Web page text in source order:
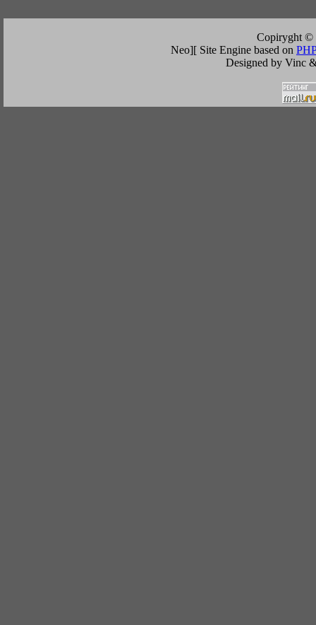
Copiryght ©
Neo][ Site Engine based on
Designed by Vinc